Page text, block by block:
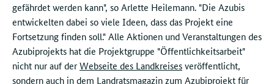
gefährdet werden kann", so Arlette Heilemann. "Die Azubis
entwickelten dabei so viele Ideen, dass das Projekt eine
Fortsetzung finden soll." Alle Aktionen und Veranstaltungen des
Azubiprojekts hat die Projektgruppe "Öffentlichkeitsarbeit"
nicht nur auf derWebseite des Landkreisesveröffentlicht,
sondern auch in dem Landratsmagazin zum Azubiprojekt für